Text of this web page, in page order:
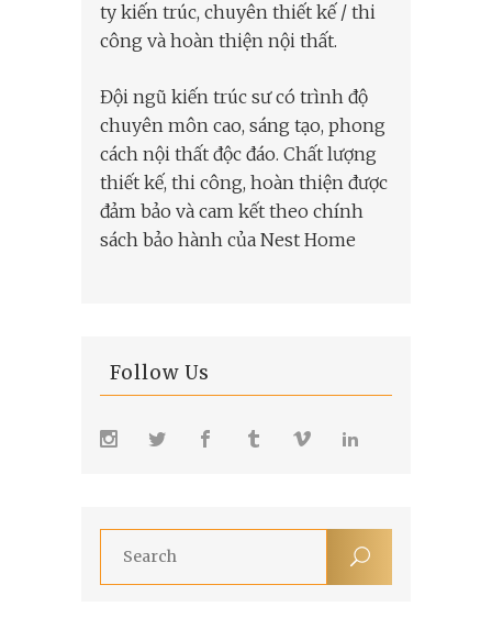
ty kiến trúc, chuyên thiết kế / thi
công và hoàn thiện nội thất.
Đội ngũ kiến trúc sư có trình độ
chuyên môn cao, sáng tạo, phong
cách nội thất độc đáo. Chất lượng
thiết kế, thi công, hoàn thiện được
đảm bảo và cam kết theo chính
sách bảo hành của Nest Home
Follow Us